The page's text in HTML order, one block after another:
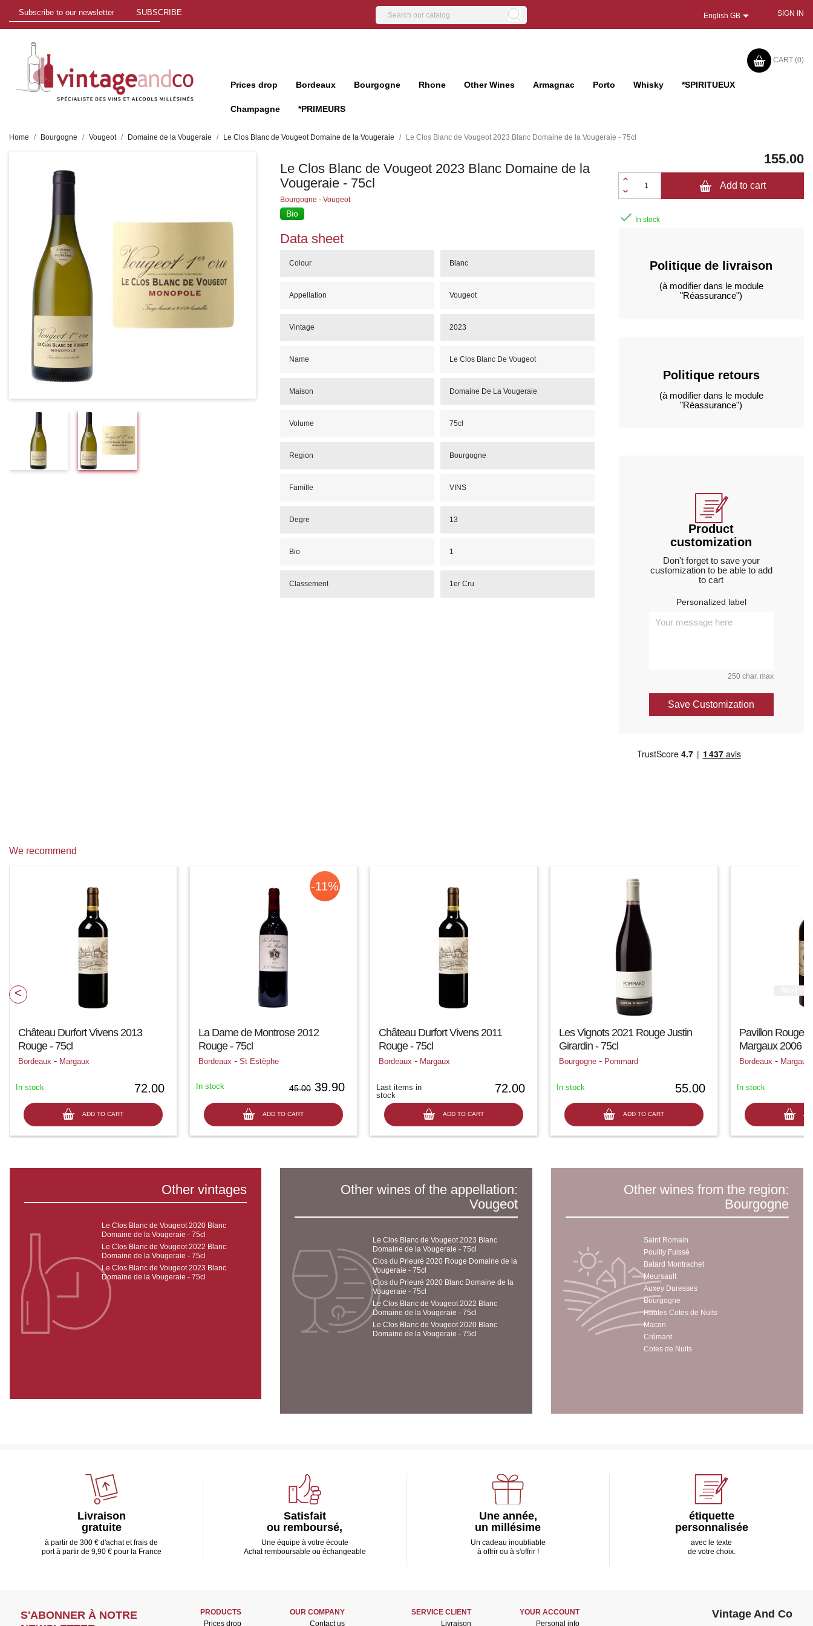
SUBSCRIBE English GB SIGN IN
CART (0)
Prices drop Bordeaux Bourgogne Rhone Other Wines Armagnac Porto Whisky *SPIRITUEUX
Champagne *PRIMEURS
Home Bourgogne Vougeot Domaine de la Vougeraie Le Clos Blanc de Vougeot Domaine de la Vougeraie Le Clos Blanc de Vougeot 2023 Blanc Domaine de la Vougeraie - 75cl
Le Clos Blanc de Vougeot 2023 Blanc Domaine de la
Vougeraie - 75cl
Bourgogne - Vougeot
Bio
Data sheet
Colour Blanc
Appellation Vougeot
Vintage 2023
Name Le Clos Blanc De Vougeot
Maison Domaine De La Vougeraie
Volume 75cl
Region Bourgogne
Famille VINS
Degre 13
Bio 1
Classement 1er Cru
155.00
Add to cart
 In stock
Politique de livraison
(à modifier dans le module
"Réassurance")
Politique retours
(à modifier dans le module
"Réassurance")
Product
customization
Don't forget to save your
customization to be able to add
to cart
Personalized label
250 char. max
Save Customization
We recommend
Château Durfort Vivens 2013
Rouge - 75cl
Bordeaux - Margaux
72.00
ADD TO CART
In stock
La Dame de Montrose 2012
Rouge - 75cl
Bordeaux - St Estèphe
45.00 39.90
ADD TO CART
In stock
-11%
Château Durfort Vivens 2011
Rouge - 75cl
Bordeaux - Margaux
72.00
ADD TO CART
Last items in
stock
Les Vignots 2021 Rouge Justin
Girardin - 75cl
Bourgogne - Pommard
55.00
ADD TO CART
In stock
Pavillon Rouge
Margaux 2006
Bordeaux - Margaux
In stock
Other vintages
Le Clos Blanc de Vougeot 2020 Blanc
Domaine de la Vougeraie - 75cl
Le Clos Blanc de Vougeot 2022 Blanc
Domaine de la Vougeraie - 75cl
Le Clos Blanc de Vougeot 2023 Blanc
Domaine de la Vougeraie - 75cl
Other wines of the appellation:
Vougeot
Le Clos Blanc de Vougeot 2023 Blanc
Domaine de la Vougeraie - 75cl
Clos du Prieuré 2020 Rouge Domaine de la
Vougeraie - 75cl
Clos du Prieuré 2020 Blanc Domaine de la
Vougeraie - 75cl
Le Clos Blanc de Vougeot 2022 Blanc
Domaine de la Vougeraie - 75cl
Le Clos Blanc de Vougeot 2020 Blanc
Domaine de la Vougeraie - 75cl
Other wines from the region:
Bourgogne
Saint Romain
Pouilly Fuissé
Batard Montrachet
Meursault
Auxey Duresses
Bourgogne
Hautes Cotes de Nuits
Macon
Crémant
Cotes de Nuits
Livraison
gratuite
à partir de 300 € d'achat et frais de
port à partir de 9,90 € pour la France
Satisfait
ou remboursé,
Une équipe à votre écoute
Achat remboursable ou échangeable
Une année,
un millésime
Un cadeau inoubliable
à offrir ou à s'offrir !
étiquette
personnalisée
avec le texte
de votre choix.
S'ABONNER À NOTRE
PRODUCTS
Prices drop
OUR COMPANY
Contact us
SERVICE CLIENT
Livraison
YOUR ACCOUNT
Personal info
Vintage And Co